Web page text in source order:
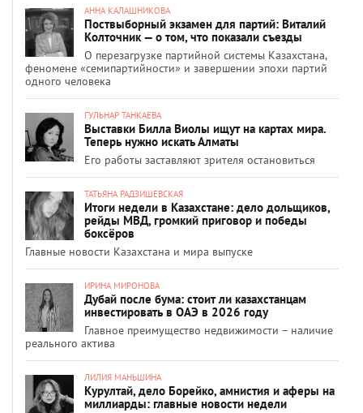
АННА КАЛАШНИКОВА
Поствыборный экзамен для партий: Виталий
Колточник — о том, что показали съезды
О перезагрузке партийной системы Казахстана,
феномене «семипартийности» и завершении эпохи партий
одного человека
ГУЛЬНАР ТАНКАЕВА
Выставки Билла Виолы ищут на картах мира.
Теперь нужно искать Алматы
Его работы заставляют зрителя остановиться
ТАТЬЯНА РАДЗИШЕВСКАЯ
Итоги недели в Казахстане: дело дольщиков,
рейды МВД, громкий приговор и победы
боксёров
Главные новости Казахстана и мира выпуске
ИРИНА МИРОНОВА
Дубай после бума: стоит ли казахстанцам
инвестировать в ОАЭ в 2026 году
Главное преимущество недвижимости – наличие
реального актива
ЛИЛИЯ МАНЬШИНА
Курултай, дело Борейко, амнистия и аферы на
миллиарды: главные новости недели